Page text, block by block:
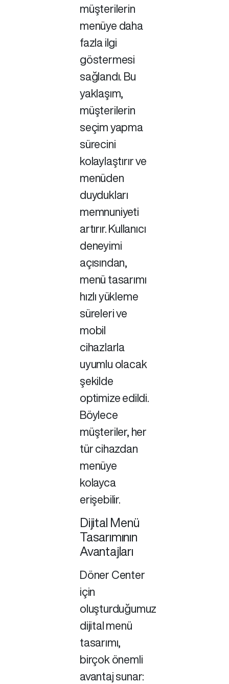
müşterilerin
menüye daha
fazla ilgi
göstermesi
sağlandı. Bu
yaklaşım,
müşterilerin
seçim yapma
sürecini
kolaylaştırır ve
menüden
duydukları
memnuniyeti
artırır. Kullanıcı
deneyimi
açısından,
menü tasarımı
hızlı yükleme
süreleri ve
mobil
cihazlarla
uyumlu olacak
şekilde
optimize edildi.
Böylece
müşteriler, her
tür cihazdan
menüye
kolayca
erişebilir.
Dijital Menü
Tasarımının
Avantajları
Döner Center
için
oluşturduğumuz
dijital menü
tasarımı,
birçok önemli
avantaj sunar: